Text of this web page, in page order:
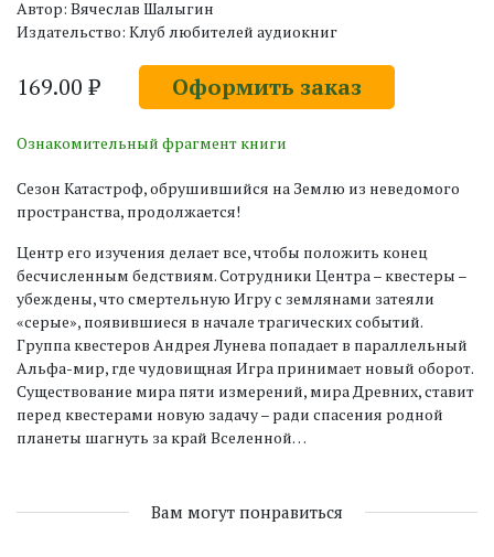
Автор: Вячеслав Шалыгин
Издательство: Клуб любителей аудиокниг
169.00 ₽ Оформить заказ
Ознакомительный фрагмент книги
Сезон Катастроф, обрушившийся на Землю из неведомого
пространства, продолжается!
Центр его изучения делает все, чтобы положить конец
бесчисленным бедствиям. Сотрудники Центра – квестеры –
убеждены, что смертельную Игру с землянами затеяли
«серые», появившиеся в начале трагических событий.
Группа квестеров Андрея Лунева попадает в параллельный
Альфа-мир, где чудовищная Игра принимает новый оборот.
Существование мира пяти измерений, мира Древних, ставит
перед квестерами новую задачу – ради спасения родной
планеты шагнуть за край Вселенной…
Вам могут понравиться